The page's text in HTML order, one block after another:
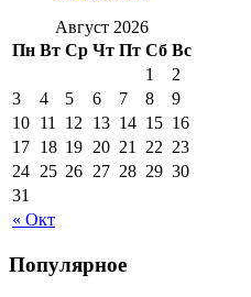
Август 2026
Пн Вт Ср Чт Пт Сб Вс
« Окт
1
2
3
4 5 6 7 8
9
10 11 12 13 14 15 16
17 18 19 20 21 22 23
24 25 26 27 28 29 30
31
Популярное